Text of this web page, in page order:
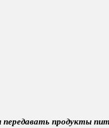
продукты